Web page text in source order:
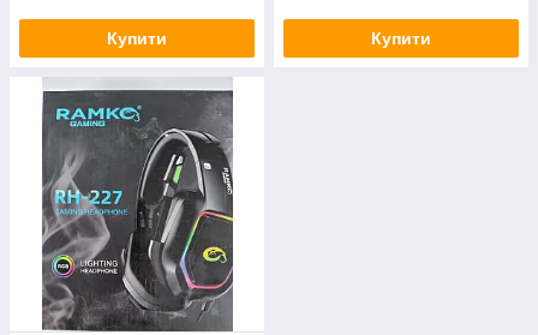
Купити Купити